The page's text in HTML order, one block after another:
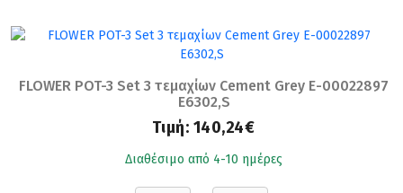
FLOWER POT-3 Set 3 τεμαχίων Cement Grey Ε-00022897
Ε6302,S
Τιμή: 140,24€
Διαθέσιμο από 4-10 ημέρες